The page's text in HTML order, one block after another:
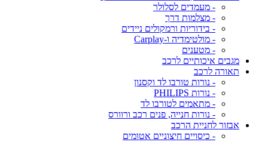
- מעמדים לסלולר
- מצלמות דרך
- בידוריות ורמקולים ניידים
- מולטימדיה ו-Carplay
- מטענים
מגבים איכותיים לרכב
תאורה לרכב
- נורות טורבו לד וקסנון
- נורות PHILIPS
- מתאמים לטורבו לד
- נורות חנייה, פנים רכב ורוורס
אבזור לחניית הרכב
- כיסויים חיצוניים אטומים